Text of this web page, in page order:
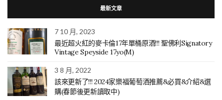
最新文章
7 10 月, 2023
最近超火紅的麥卡倫17年單桶原酒!!! 聖佛利Signatory
Vintage Speyside 17yo(M)
3 8 月, 2022
該來更新了!!! 2024家樂福葡萄酒推薦&必買&介紹&選
購(春節後更新讀取中)